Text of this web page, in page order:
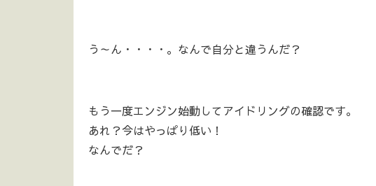
う～ん・・・・。なんで自分と違うんだ？
もう一度エンジン始動してアイドリングの確認です。
あれ？今はやっぱり低い！
なんでだ？